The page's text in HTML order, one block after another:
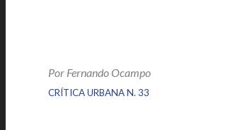
Por Fernando Ocampo
CRÍTICA URBANA N. 33